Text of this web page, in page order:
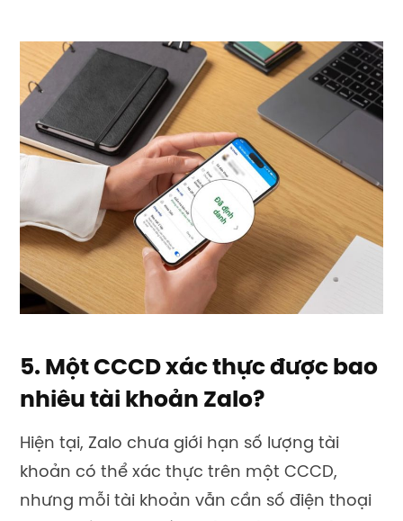
5. Một CCCD xác thực được bao
nhiêu tài khoản Zalo?
Hiện tại, Zalo chưa giới hạn số lượng tài
khoản có thể xác thực trên một CCCD,
nhưng mỗi tài khoản vẫn cần số điện thoại